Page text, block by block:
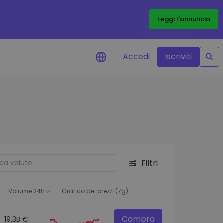
Leggi l'annuncio
utili per performance
Accedi Iscriviti
Filtri
Volume 24h Grafico dei prezzi (7g)
19.3B € Compra